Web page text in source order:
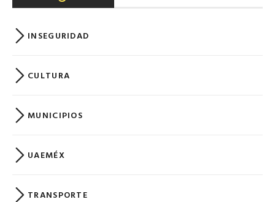
INSEGURIDAD
CULTURA
MUNICIPIOS
UAEMÉX
TRANSPORTE